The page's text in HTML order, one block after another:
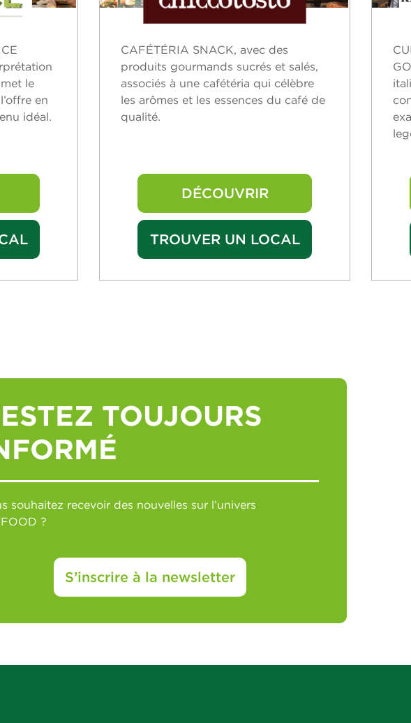
le
en
idéal.
CAFÉTÉRIA SNACK, avec des
produits gourmands sucrés et salés,
associés à une cafétéria qui célèbre
les arômes et les essences du café de
qualité.
DÉCOUVRIR
TROUVER UN LOCAL
TOUJOURS
souhaitez recevoir des nouvelles sur l’univers
?
S’inscrire à la newsletter